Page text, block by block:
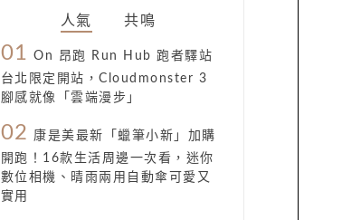
人氣 共鳴
01 On 昂跑 Run Hub 跑者驛站
台北限定開站，Cloudmonster 3
腳感就像「雲端漫步」
02
康是美最新「蠟筆小新」加購
開跑！16款生活周邊一次看，迷你
數位相機、晴雨兩用自動傘可愛又
實用